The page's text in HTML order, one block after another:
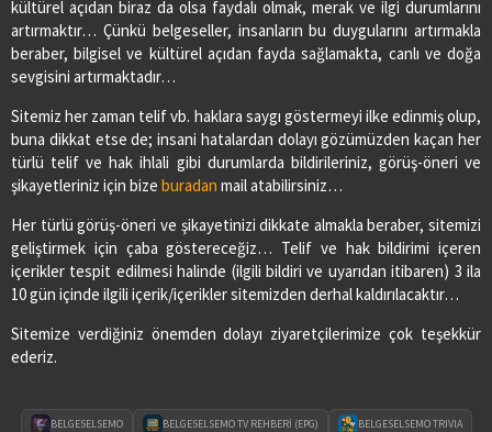
kültürel açıdan biraz da olsa faydalı olmak, merak ve ilgi durumlarını
artırmaktır… Çünkü belgeseller, insanların bu duygularını artırmakla
beraber, bilgisel ve kültürel açıdan fayda sağlamakta, canlı ve doğa
sevgisini artırmaktadır…
Sitemiz her zaman telif vb. haklara saygı göstermeyi ilke edinmiş olup,
buna dikkat etse de; insani hatalardan dolayı gözümüzden kaçan her
türlü telif ve hak ihlali gibi durumlarda bildirileriniz, görüş-öneri ve
şikayetleriniz için bize buradan mail atabilirsiniz…
Her türlü görüş-öneri ve şikayetinizi dikkate almakla beraber, sitemizi
geliştirmek için çaba göstereceğiz… Telif ve hak bildirimi içeren
içerikler tespit edilmesi halinde (ilgili bildiri ve uyarıdan itibaren) 3 ila
10 gün içinde ilgili içerik/içerikler sitemizden derhal kaldırılacaktır…
Sitemize verdiğiniz önemden dolayı ziyaretçilerimize çok teşekkür
ederiz.
BELGESELSEMO BELGESELSEMO TV REHBERİ (EPG) BELGESELSEMO TRIVIA